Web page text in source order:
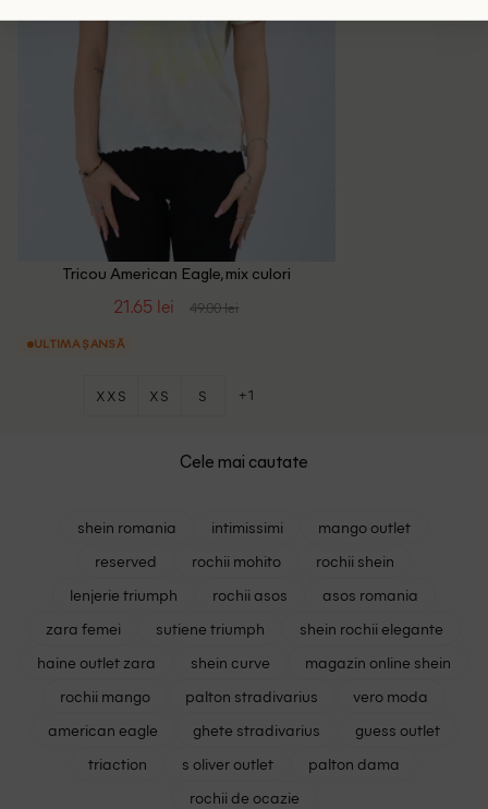
Tricou American Eagle, mix culori
21.65 lei 49.00 lei
ULTIMA ȘANSĂ
XXS XS S +1
Cele mai cautate
shein romania intimissimi
mango outlet
reserved
rochii mohito
rochii shein
lenjerie triumph
rochii asos
asos romania
zara femei
sutiene triumph
shein rochii elegante
haine outlet zara
shein curve
magazin online shein
rochii mango
palton stradivarius
vero moda
american eagle
ghete stradivarius
guess outlet
triaction
s oliver outlet
palton dama
rochii de ocazie